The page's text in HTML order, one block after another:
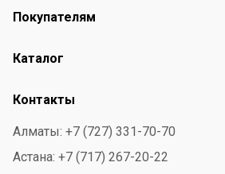
Покупателям
Каталог
Контакты
Алматы: +7 (727) 331-70-70
Астана: +7 (717) 267-20-22